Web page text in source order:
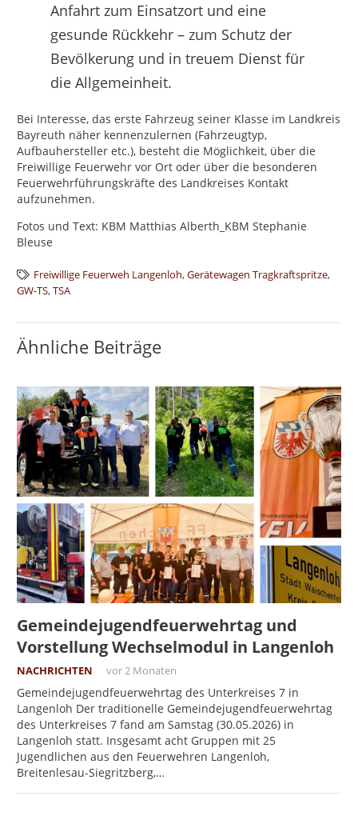
Anfahrt zum Einsatzort und eine
gesunde Rückkehr – zum Schutz der
Bevölkerung und in treuem Dienst für
die Allgemeinheit.
Bei Interesse, das erste Fahrzeug seiner Klasse im Landkreis
Bayreuth näher kennenzulernen (Fahrzeugtyp,
Aufbauhersteller etc.), besteht die Möglichkeit, über die
Freiwillige Feuerwehr vor Ort oder über die besonderen
Feuerwehrführungskräfte des Landkreises Kontakt
aufzunehmen.
Fotos und Text: KBM Matthias Alberth_KBM Stephanie
Bleuse
Freiwillige Feuerweh Langenloh,Gerätewagen Tragkraftspritze,
GW-TS,TSA
Ähnliche Beiträge
Gemeindejugendfeuerwehrtag und
Vorstellung Wechselmodul in Langenloh
NACHRICHTEN vor 2 Monaten
Gemeindejugendfeuerwehrtag des Unterkreises 7 in
Langenloh Der traditionelle Gemeindejugendfeuerwehrtag
des Unterkreises 7 fand am Samstag (30.05.2026) in
Langenloh statt. Insgesamt acht Gruppen mit 25
Jugendlichen aus den Feuerwehren Langenloh,
Breitenlesau-Siegritzberg,…